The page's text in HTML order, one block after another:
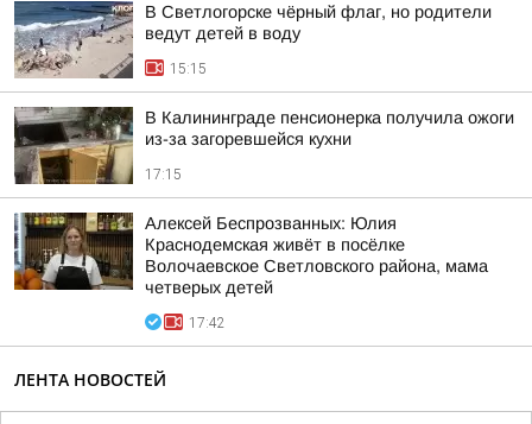
В Светлогорске чёрный флаг, но родители
ведут детей в воду
15:15
В Калининграде пенсионерка получила ожоги
из-за загоревшейся кухни
17:15
Алексей Беспрозванных: Юлия
Краснодемская живёт в посёлке
Волочаевское Светловского района, мама
четверых детей
17:42
ЛЕНТА НОВОСТЕЙ